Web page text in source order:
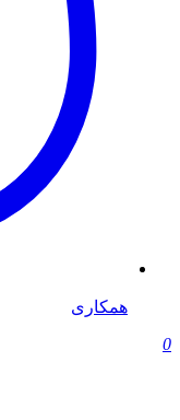
همکاری
0